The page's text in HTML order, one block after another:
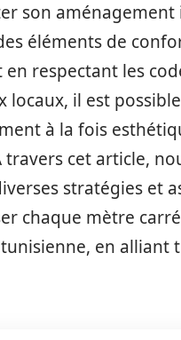
son aménagement
éléments de
respectant les
locaux, il est
à la fois
cet article,
stratégies et
chaque mètre
en alliant